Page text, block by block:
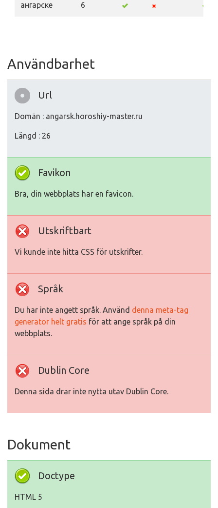
ангарске 6
Användbarhet
Url
Domän : angarsk.horoshiy-master.ru
Längd : 26
Favikon
Bra, din webbplats har en favicon.
Utskriftbart
Vi kunde inte hitta CSS för utskrifter.
Språk
Du har inte angett språk. Använd denna meta-tag
generator helt gratis för att ange språk på din
webbplats.
Dublin Core
Denna sida drar inte nytta utav Dublin Core.
Dokument
Doctype
HTML 5